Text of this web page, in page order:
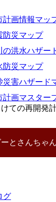
計画情報マッ
防災マップ
の洪水ハザー
防災マップ
災害ハザード
計画マスター
ての再開発
とさんちゃ
グ